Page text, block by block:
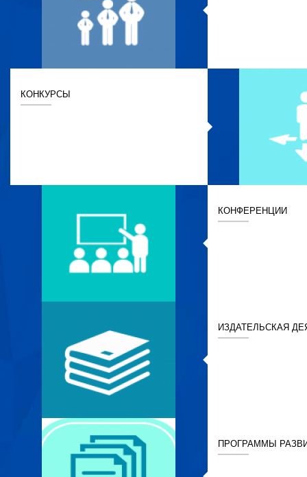
КОНКУРСЫ
КОНФЕРЕНЦИИ
ИЗДАТЕЛЬСКАЯ
ПРОГРАММЫ